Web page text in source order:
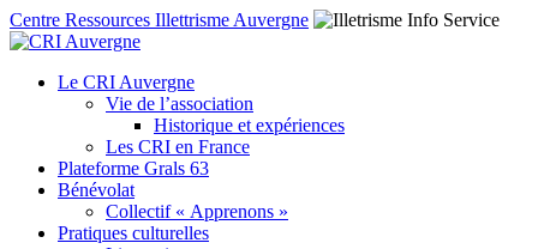
Centre Ressources Illettrisme Auvergne
Le CRI Auvergne
Vie de l’association
Historique et expériences
Les CRI en France
Plateforme Grals 63
Bénévolat
Collectif « Apprenons »
Pratiques culturelles